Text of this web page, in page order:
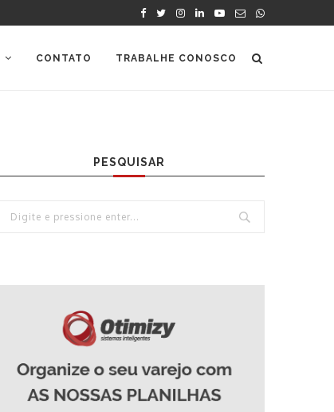
CONTATO TRABALHE CONOSCO
PESQUISAR